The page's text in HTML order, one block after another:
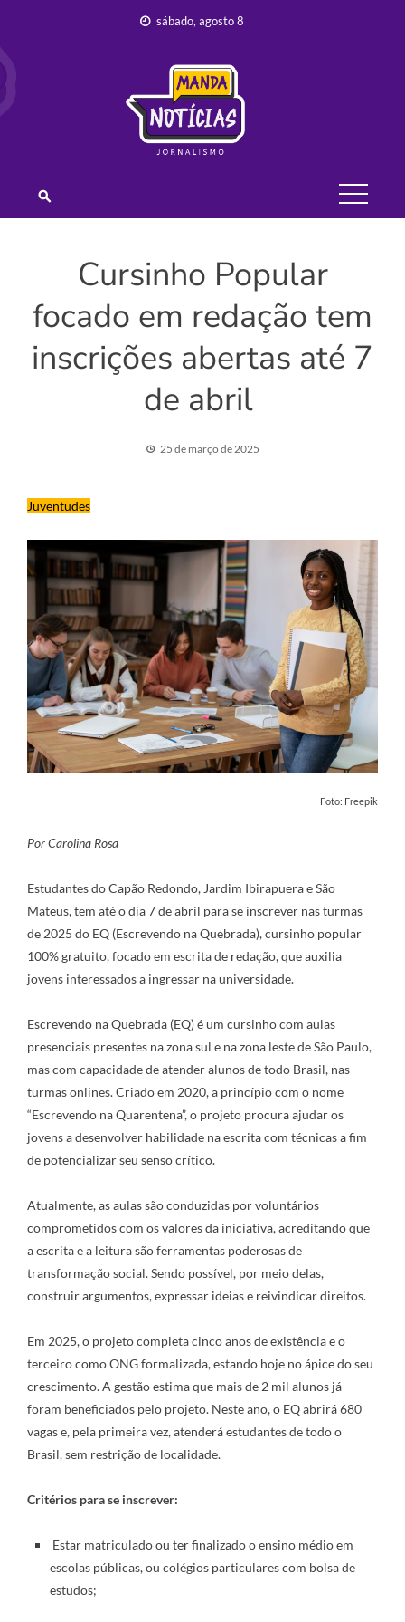
content
sábado, agosto 8
JORNALISMO –
MANDA
NOTÍCIAS
Cursinho Popular
focado em redação tem
inscrições abertas até 7
de abril
25 de março de 2025
Juventudes
Foto: Freepik
Por Carolina Rosa
Estudantes do Capão Redondo, Jardim Ibirapuera e São
Mateus, tem até o dia 7 de abril para se inscrever nas turmas
de 2025 do EQ (Escrevendo na Quebrada), cursinho popular
100% gratuito, focado em escrita de redação, que auxilia
jovens interessados a ingressar na universidade.
Escrevendo na Quebrada (EQ) é um cursinho com aulas
presenciais presentes na zona sul e na zona leste de São Paulo,
mas com capacidade de atender alunos de todo Brasil, nas
turmas onlines. Criado em 2020, a princípio com o nome
“Escrevendo na Quarentena”, o projeto procura ajudar os
jovens a desenvolver habilidade na escrita com técnicas a fim
de potencializar seu senso crítico.
Atualmente, as aulas são conduzidas por voluntários
comprometidos com os valores da iniciativa, acreditando que
a escrita e a leitura são ferramentas poderosas de
transformação social. Sendo possível, por meio delas,
construir argumentos, expressar ideias e reivindicar direitos.
Em 2025, o projeto completa cinco anos de existência e o
terceiro como ONG formalizada, estando hoje no ápice do seu
crescimento. A gestão estima que mais de 2 mil alunos já
foram beneficiados pelo projeto. Neste ano, o EQ abrirá 680
vagas e, pela primeira vez, atenderá estudantes de todo o
Brasil, sem restrição de localidade.
Critérios para se inscrever:
Estar matriculado ou ter finalizado o ensino médio em
escolas públicas, ou colégios particulares com bolsa de
estudos;